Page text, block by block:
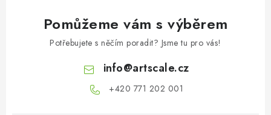
Pomůžeme vám s výběrem
Potřebujete s něčím poradit? Jsme tu pro vás!
info@artscale.cz
+420 771 202 001​